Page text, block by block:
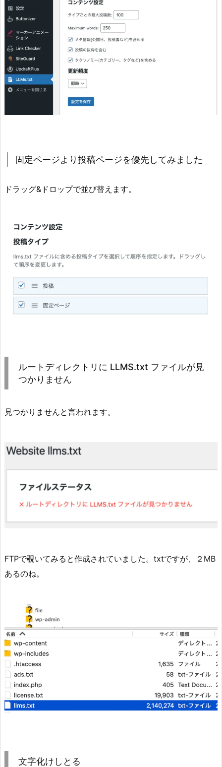
固定ページより投稿ページを優先してみました
ドラッグ&ドロップで並び替えます。
ルートディレクトリに LLMS.txt ファイルが見
つかりません
見つかりませんと言われます。
FTPで覗いてみると作成されていました。txtですが、２MB
あるのね。
文字化けしとる